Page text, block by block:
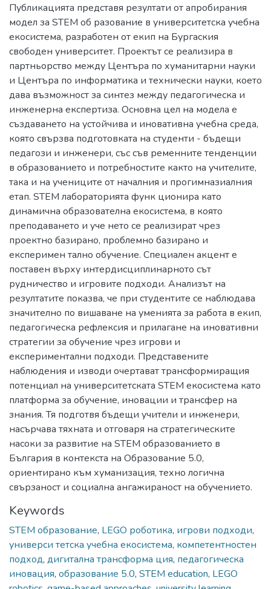
Публикацията представя резултати от апробирания
модел за STEM об разование в университетска учебна
екосистема, разработен от екип на Бургаския
свободен университет. Проектът се реализира в
партньорство между Центъра по хуманитарни науки
и Центъра по информатика и технически науки, което
дава възможност за синтез между педагогическа и
инженерна експертиза. Основна цел на модела е
създаването на устойчива и иновативна учебна среда,
която свързва подготовката на студенти - бъдещи
педагози и инженери, със съв ременните тенденции
в образованието и потребностите както на учителите,
така и на учениците от началния и прогимназиалния
етап. STEM лабораторията функ ционира като
динамична образователна екосистема, в която
преподаването и уче нето се реализират чрез
проектно базирано, проблемно базирано и
експеримен тално обучение. Специален акцент е
поставен върху интердисциплинарното сът
рудничество и игровите подходи. Анализът на
резултатите показва, че при студентите се наблюдава
значително по вишаване на уменията за работа в екип,
педагогическа рефлексия и прилагане на иновативни
стратегии за обучение чрез игрови и
експериментални подходи. Представените
наблюдения и изводи очертават трансформиращия
потенциал на университетската STEM екосистема като
платформа за обучение, иновации и трансфер на
знания. Тя подготвя бъдещи учители и инженери,
насърчава тяхната и отговаря на стратегическите
насоки за развитие на STEM образованието в
България в контекста на Образование 5.0,
ориентирано към хуманизация, техно логична
свързаност и социална ангажираност на обучението.
Keywords
STEM образование, LEGO роботика, игрови подходи,
универси тетска учебна екосистема, компетентностен
подход, дигитална трансформа ция, педагогическа
иновация, образование 5.0, STEM education, LEGO